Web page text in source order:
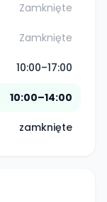
Zamknięte
Zamknięte
10:00–17:00
10:00–14:00
zamknięte